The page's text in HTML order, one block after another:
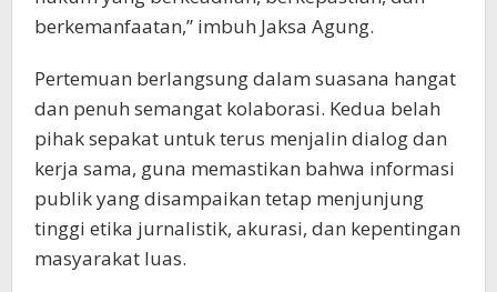
berkemanfaatan,” imbuh Jaksa Agung.
Pertemuan berlangsung dalam suasana hangat
dan penuh semangat kolaborasi. Kedua belah
pihak sepakat untuk terus menjalin dialog dan
kerja sama, guna memastikan bahwa informasi
publik yang disampaikan tetap menjunjung
tinggi etika jurnalistik, akurasi, dan kepentingan
masyarakat luas.